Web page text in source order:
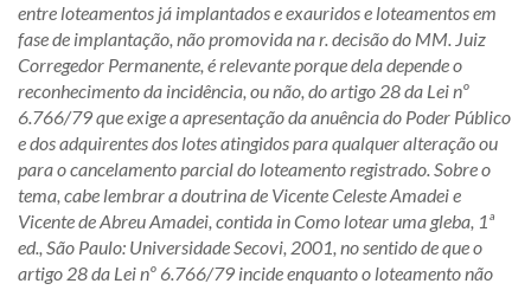
entre loteamentos já implantados e exauridos e loteamentos em
fase de implantação, não promovida na r. decisão do MM. Juiz
Corregedor Permanente, é relevante porque dela depende o
reconhecimento da incidência, ou não, do artigo 28 da Lei nº
6.766/79 que exige a apresentação da anuência do Poder Público
e dos adquirentes dos lotes atingidos para qualquer alteração ou
para o cancelamento parcial do loteamento registrado. Sobre o
tema, cabe lembrar a doutrina de Vicente Celeste Amadei e
Vicente de Abreu Amadei, contida in Como lotear uma gleba, 1ª
ed., São Paulo: Universidade Secovi, 2001, no sentido de que o
artigo 28 da Lei nº 6.766/79 incide enquanto o loteamento não